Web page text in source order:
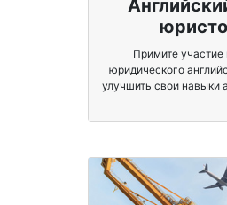
Примите участие
юридического
улучшить свои навыки
специализироваться
юридическом